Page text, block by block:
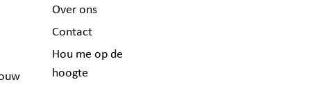
Over ons
Contact
Hou me op de
hoogte